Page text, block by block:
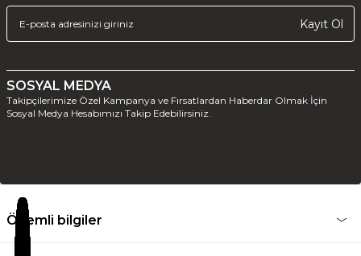
Kayıt Ol
SOSYAL MEDYA
Takipçilerimize Özel Kampanya ve Fırsatlardan Haberdar Olmak İçin
Sosyal Medya Hesabımızı Takip Edebilirsiniz.
Önemli bilgiler